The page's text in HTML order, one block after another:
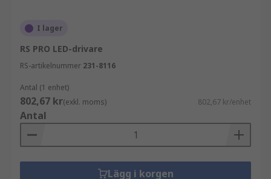
I lager
RS PRO LED-drivare
RS-artikelnummer 231-8116
Antal (1 enhet)
802,67 kr(exkl. moms) 802,67 kr/enhet
Antal
Lägg i korgen